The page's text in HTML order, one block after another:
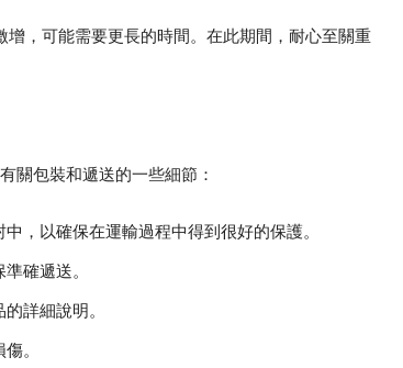
增，可能需要更長的時間。在此期間，耐心至關重
關包裝和遞送的一些細節：
，以確保在運輸過程中得到很好的保護。
確遞送。
詳細說明。
。